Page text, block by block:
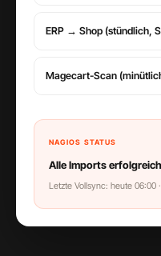
ERP → Shop (stündlich,
Magecart-Scan
NAGIOS STATUS
Alle Imports erfolgreich
Letzte Vollsync: heute 06:00